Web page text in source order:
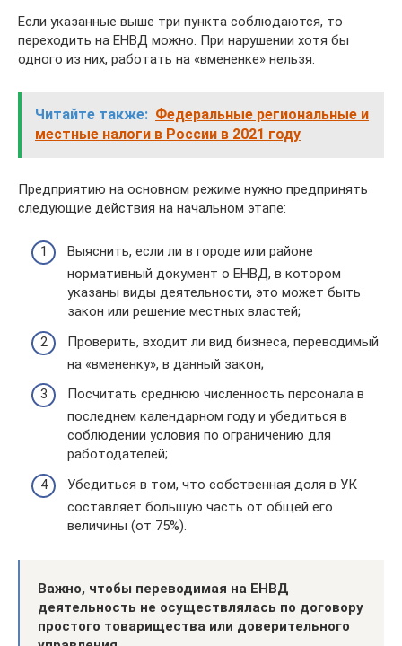
Если указанные выше три пункта соблюдаются, то
переходить на ЕНВД можно. При нарушении хотя бы
одного из них, работать на «вмененке» нельзя.
Читайте также: Федеральные региональные и
местные налоги в России в 2021 году
Предприятию на основном режиме нужно предпринять
следующие действия на начальном этапе:
Выяснить, если ли в городе или районе
нормативный документ о ЕНВД, в котором
указаны виды деятельности, это может быть
закон или решение местных властей;
Проверить, входит ли вид бизнеса, переводимый
на «вмененку», в данный закон;
Посчитать среднюю численность персонала в
последнем календарном году и убедиться в
соблюдении условия по ограничению для
работодателей;
Убедиться в том, что собственная доля в УК
составляет большую часть от общей его
величины (от 75%).
Важно, чтобы переводимая на ЕНВД
деятельность не осуществлялась по договору
простого товарищества или доверительного